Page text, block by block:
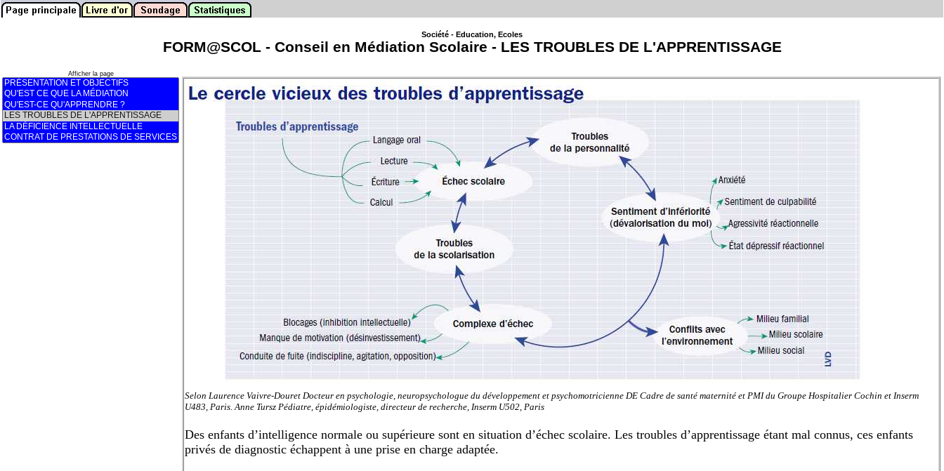
Société - Education, Ecoles
FORM@SCOL - Conseil en Médiation Scolaire - LES TROUBLES DE L'APPRENTISSAGE
Afficher la page
Selon Laurence Vaivre-Douret Docteur en psychologie, neuropsychologue du développement et psychomotricienne DE Cadre de santé maternité et PMI du Groupe Hospitalier Cochin et Inserm
U483, Paris. Anne Tursz Pédiatre, épidémiologiste, directeur de recherche, Inserm U502, Paris
Des enfants d’intelligence normale ou supérieure sont en situation d’échec scolaire. Les troubles d’apprentissage étant mal connus, ces enfants
privés de diagnostic échappent à une prise en charge adaptée.